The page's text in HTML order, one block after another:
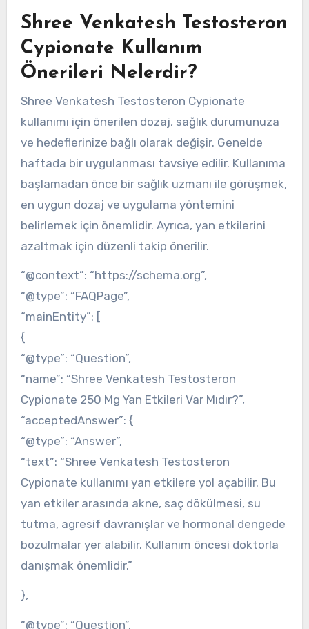
Shree Venkatesh Testosteron
Cypionate Kullanım
Önerileri Nelerdir?
Shree Venkatesh Testosteron Cypionate
kullanımı için önerilen dozaj, sağlık durumunuza
ve hedeflerinize bağlı olarak değişir. Genelde
haftada bir uygulanması tavsiye edilir. Kullanıma
başlamadan önce bir sağlık uzmanı ile görüşmek,
en uygun dozaj ve uygulama yöntemini
belirlemek için önemlidir. Ayrıca, yan etkilerini
azaltmak için düzenli takip önerilir.
“@context”: “https://schema.org”,
“@type”: “FAQPage”,
“mainEntity”: [
{
“@type”: “Question”,
“name”: “Shree Venkatesh Testosteron
Cypionate 250 Mg Yan Etkileri Var Mıdır?”,
“acceptedAnswer”: {
“@type”: “Answer”,
“text”: “Shree Venkatesh Testosteron
Cypionate kullanımı yan etkilere yol açabilir. Bu
yan etkiler arasında akne, saç dökülmesi, su
tutma, agresif davranışlar ve hormonal dengede
bozulmalar yer alabilir. Kullanım öncesi doktorla
danışmak önemlidir.”
},
“@type”: “Question”,